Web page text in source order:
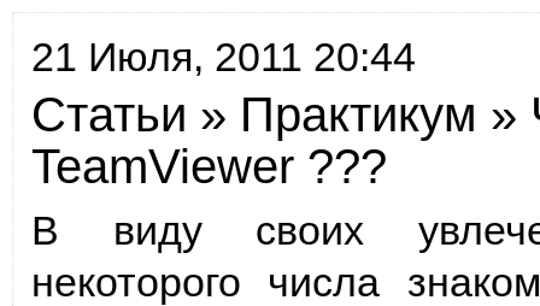
21 Июля, 2011 20:44
Статьи » Практикум »
TeamViewer ???
В виду своих
некоторого числа